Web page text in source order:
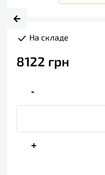
На складе
8122 грн
-
+